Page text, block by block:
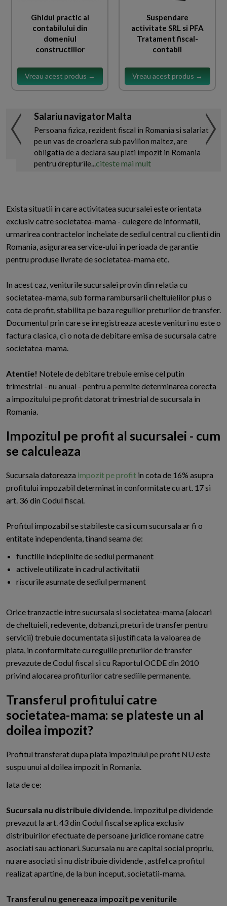
Ghidul practic al
contabilului din
domeniul
constructiilor
Vreau acest produs →
Suspendare
activitate SRL si PFA
Tratament fiscal-
contabil
Vreau acest produs →
Salariu navigator Malta
Persoana fizica, rezident fiscal in Romania si salariat
pe un vas de croaziera sub pavilion maltez, are
obligatia de a declara sau plati impozit in Romania
pentru drepturile...citeste mai mult
Exista situatii in care activitatea sucursalei este orientata
exclusiv catre societatea-mama - culegere de informatii,
urmarirea contractelor incheiate de sediul central cu clienti din
Romania, asigurarea service-ului in perioada de garantie
pentru produse livrate de societatea-mama etc.
In acest caz, veniturile sucursalei provin din relatia cu
societatea-mama, sub forma rambursarii cheltuielilor plus o
cota de profit, stabilita pe baza regulilor preturilor de transfer.
Documentul prin care se inregistreaza aceste venituri nu este o
factura clasica, ci o nota de debitare emisa de sucursala catre
societatea-mama.
Atentie! Notele de debitare trebuie emise cel putin
trimestrial - nu anual - pentru a permite determinarea corecta
a impozitului pe profit datorat trimestrial de sucursala in
Romania.
Impozitul pe profit al sucursalei - cum
se calculeaza
Sucursala datoreaza impozit pe profit in cota de 16% asupra
profitului impozabil determinat in conformitate cu art. 17 si
art. 36 din Codul fiscal.
Profitul impozabil se stabileste ca si cum sucursala ar fi o
entitate independenta, tinand seama de:
functiile indeplinite de sediul permanent
activele utilizate in cadrul activitatii
riscurile asumate de sediul permanent
Orice tranzactie intre sucursala si societatea-mama (alocari
de cheltuieli, redevente, dobanzi, preturi de transfer pentru
servicii) trebuie documentata si justificata la valoarea de
piata, in conformitate cu regulile preturilor de transfer
prevazute de Codul fiscal si cu Raportul OCDE din 2010
privind alocarea profiturilor catre sediile permanente.
Transferul profitului catre
societatea-mama: se plateste un al
doilea impozit?
Profitul transferat dupa plata impozitului pe profit NU este
suspu unui al doilea impozit in Romania.
Iata de ce:
Sucursala nu distribuie dividende. Impozitul pe dividende
prevazut la art. 43 din Codul fiscal se aplica exclusiv
distribuirilor efectuate de persoane juridice romane catre
asociati sau actionari. Sucursala nu are capital social propriu,
nu are asociati si nu distribuie dividende , astfel ca profitul
realizat apartine, de la bun inceput, societatii-mama.
Transferul nu genereaza impozit pe veniturile